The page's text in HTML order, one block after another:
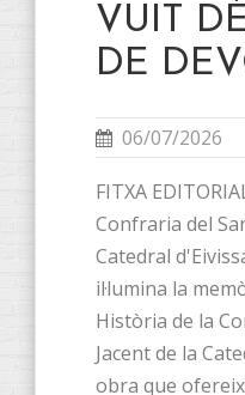
VUIT
DE
06/07/2026
FITXA
Confraria del
Catedral
il·lumina la
Història de la
Jacent de la
obra que